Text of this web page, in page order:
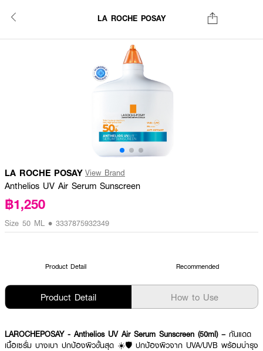
LA ROCHE POSAY
LA ROCHE POSAY View Brand
Anthelios UV Air Serum Sunscreen
฿1,250
Size 50 ML • 3337875932349
Product Detail Recommended
Product Detail How to Use
LAROCHEPOSAY - Anthelios UV Air Serum Sunscreen (50ml) – กันแดด
เนื้อเซรั่ม บางเบา ปกป้องผิวขั้นสุด ☀️🛡️ ปกป้องผิวจาก UVA/UVB พร้อมบำรุง